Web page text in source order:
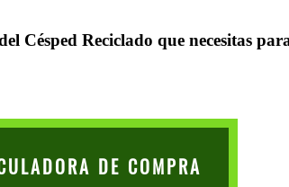
Césped Reciclado que necesitas
DE COMPRA